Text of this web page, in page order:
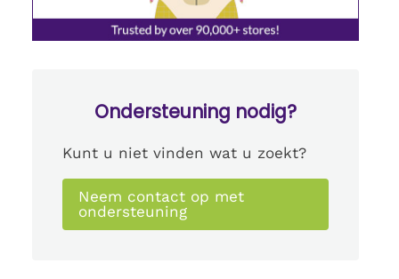
Ondersteuning nodig?
Kunt u niet vinden wat u zoekt?
Neem contact op met
ondersteuning